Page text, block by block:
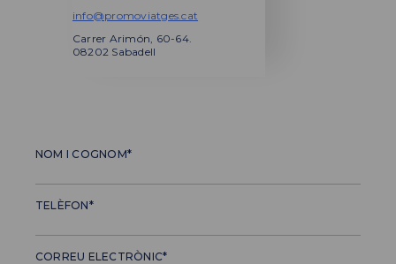
info@promoviatges.cat
Carrer Arimón, 60-64.
08202 Sabadell
NOM I COGNOM*
TELÈFON*
CORREU ELECTRÒNIC*